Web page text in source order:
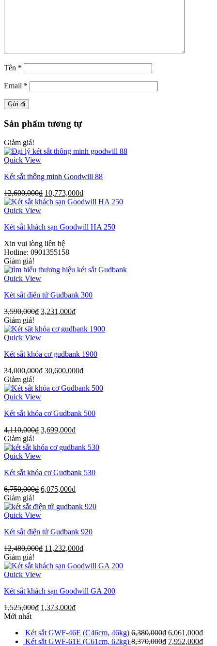
Tên *
Email *
Sản phẩm tương tự
Giảm giá!
Quick View
Két sắt thông minh Goodwill 88
12,600,000₫ 10,773,000₫
Quick View
Két sắt khách sạn Goodwill HA 250
Xin vui lòng liên hệ
Hotline: 0901355158
Giảm giá!
Quick View
Két sắt điện tử Gudbank 300
3,590,000₫ 3,231,000₫
Giảm giá!
Quick View
Két sắt khóa cơ gudbank 1900
34,000,000₫ 30,600,000₫
Giảm giá!
Quick View
Két sắt khóa cơ Gudbank 500
4,110,000₫ 3,699,000₫
Giảm giá!
Quick View
Két sắt khóa cơ Gudbank 530
6,750,000₫ 6,075,000₫
Giảm giá!
Quick View
Két sắt điện tử Gudbank 920
12,480,000₫ 11,232,000₫
Giảm giá!
Quick View
Két sắt khách sạn Goodwill GA 200
1,525,000₫ 1,373,000₫
Mới nhất
Két sắt GWF-46E (C46cm, 46kg) 6,380,000₫ 6,061,000₫
Két sắt GWF-61E (C61cm, 62kg) 8,370,000₫ 7,952,000₫